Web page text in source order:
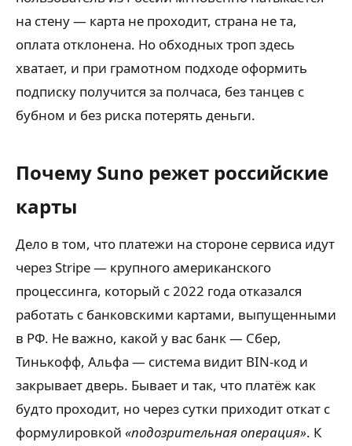
на стену — карта не проходит, страна не та,
оплата отклонена. Но обходных троп здесь
хватает, и при грамотном подходе оформить
подписку получится за полчаса, без танцев с
бубном и без риска потерять деньги.
Почему Suno режет российские
карты
Дело в том, что платежи на стороне сервиса идут
через Stripe — крупного американского
процессинга, который с 2022 года отказался
работать с банковскими картами, выпущенными
в РФ. Не важно, какой у вас банк — Сбер,
Тинькофф, Альфа — система видит BIN-код и
закрывает дверь. Бывает и так, что платёж как
будто проходит, но через сутки приходит откат с
формулировкой «подозрительная операция». К